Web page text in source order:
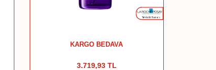
KARGO BEDAVA
3.719,93TL